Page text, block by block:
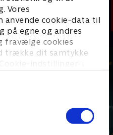
Vores
anvende cookie-data til
på egne og andres
fravælge cookies
trække dit samtykke
indstillinger’ i